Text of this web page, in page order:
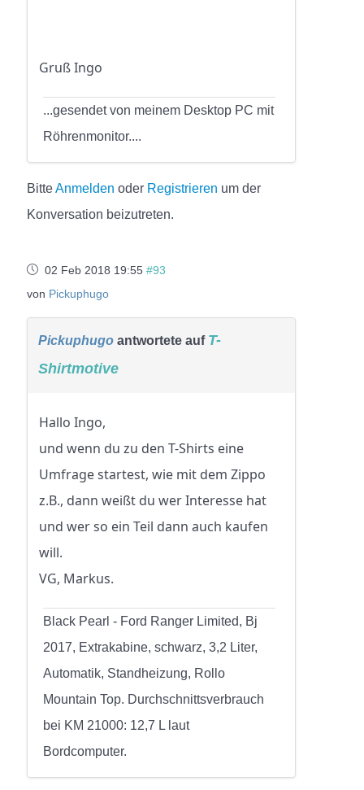
Gruß Ingo
...gesendet von meinem Desktop PC mit
Röhrenmonitor....
BitteAnmelden oder Registrieren um der
Konversation beizutreten.
02 Feb 2018 19:55 #93
von Pickuphugo
Pickuphugo antwortete auf T-
Shirtmotive
Hallo Ingo,
und wenn du zu den T-Shirts eine
Umfrage startest, wie mit dem Zippo
z.B., dann weißt du wer Interesse hat
und wer so ein Teil dann auch kaufen
will.
VG, Markus.
Black Pearl - Ford Ranger Limited, Bj
2017, Extrakabine, schwarz, 3,2 Liter,
Automatik, Standheizung, Rollo
Mountain Top. Durchschnittsverbrauch
bei KM 21000: 12,7 L laut
Bordcomputer.